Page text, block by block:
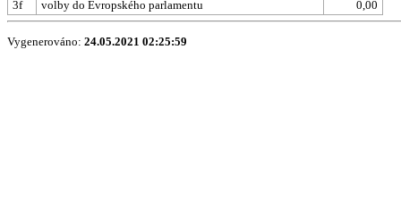
3f
volby do Evropského parlamentu 0,00
Vygenerováno: 24.05.2021 02:25:59